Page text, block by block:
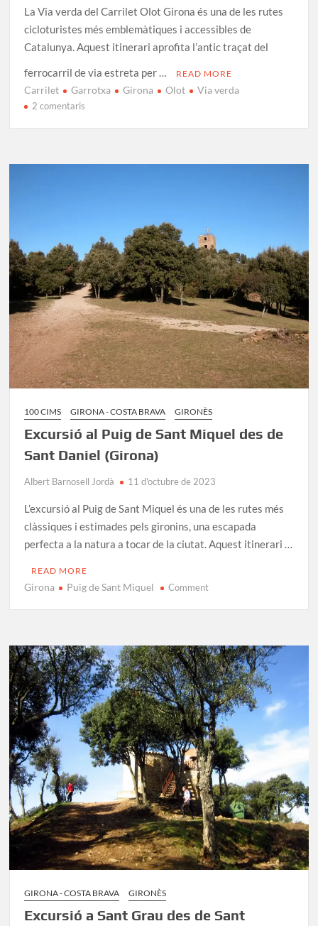
La Via verda del Carrilet Olot Girona és una de les rutes
cicloturistes més emblemàtiques i accessibles de
Catalunya. Aquest itinerari aprofita l’antic traçat del
ferrocarril de via estreta per …
READ MORE
Carrilet Garrotxa Girona Olot Via verda
2 comentaris
Carrilet
Girona
100 CIMS GIRONA - COSTA BRAVA GIRONÈS
Excursió al Puig de Sant Miquel des de
Sant Daniel (Girona)
Albert Barnosell Jordà 11 d'octubre de 2023
L’excursió al Puig de Sant Miquel és una de les rutes més
clàssiques i estimades pels gironins, una escapada
perfecta a la natura a tocar de la ciutat. Aquest itinerari …
READ MORE
Girona Puig de Sant Miquel Commenton
de
Sant
Miquel
des
de
Sant
Daniel
(Girona)
GIRONA - COSTA BRAVA GIRONÈS
Excursió a Sant Grau des de Sant